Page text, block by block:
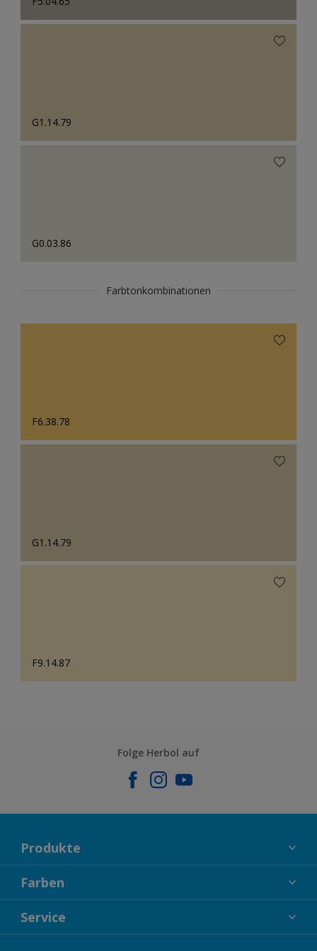
G1.14.79
G0.03.86
Farbtonkombinationen
F6.38.78
G1.14.79
F9.14.87
Folge Herbol auf
Produkte
FASSADENFARBEN
INNENFARBEN
LACKE
Farben
KOLLEKTIONEN
FARBTRENDS
Service